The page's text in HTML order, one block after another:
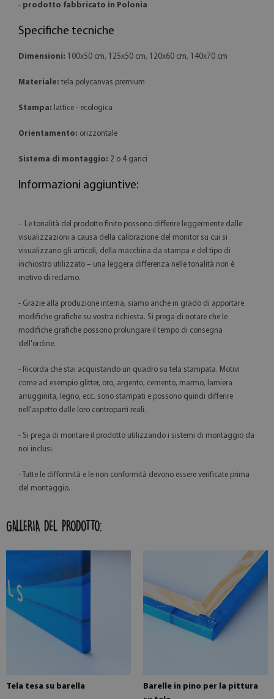
- prodotto fabbricato in Polonia
Specifiche tecniche
Dimensioni: 100x50 cm, 125x50 cm, 120x60 cm, 140x70 cm
Materiale: tela polycanvas premium
Stampa: lattice - ecologica
Orientamento: orizzontale
Sistema di montaggio: 2 o 4 ganci
Informazioni aggiuntive:
- Le tonalità del prodotto finito possono differire leggermente dalle
visualizzazioni a causa della calibrazione del monitor su cui si
visualizzano gli articoli, della macchina da stampa e del tipo di
inchiostro utilizzato – una leggera differenza nelle tonalità non è
motivo di reclamo.
- Grazie alla produzione interna, siamo anche in grado di apportare
modifiche grafiche su vostra richiesta. Si prega di notare che le
modifiche grafiche possono prolungare il tempo di consegna
dell'ordine.
- Ricorda che stai acquistando un quadro su tela stampata. Motivi
come ad esempio glitter, oro, argento, cemento, marmo, lamiera
arrugginita, legno, ecc. sono stampati e possono quindi differire
nell'aspetto dalle loro controparti reali.
- Si prega di montare il prodotto utilizzando i sistemi di montaggio da
noi inclusi.
- Tutte le difformità e le non conformità devono essere verificate prima
del montaggio.
GALLERIA DEL PRODOTTO:
Tela tesa su barella
Barelle in pino per la pittura